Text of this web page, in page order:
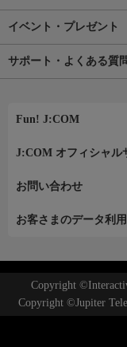
イベント・プレゼント
サポート・よくある質
Fun! J:COM
J:COM オフィシャル
お問い合わせ
お客さまのデータ利
Copyright
Copyright ©Jupiter